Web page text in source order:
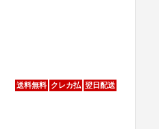
送料無料 クレカ払 翌日配送